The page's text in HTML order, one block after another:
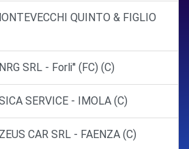
QUINTO & FIGLIO
SRL - Forli'' (FC) (C)
SERVICE - IMOLA (C)
CAR SRL - FAENZA (C)